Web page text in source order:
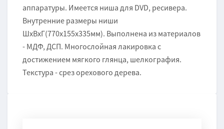
аппаратуры. Имеется ниша для DVD, ресивера.
Внутренние размеры ниши
ШхВхГ(770х155х335мм). Выполнена из материалов
- МДФ, ДСП. Многослойная лакировка с
достижением мягкого глянца, шелкография.
Текстура - срез орехового дерева.